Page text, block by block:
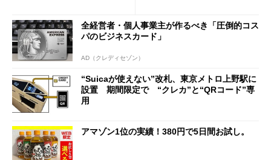
全経営者・個人事業主が作るべき「圧倒的コス
パのビジネスカード」
AD（クレディセゾン）
“Suicaが使えない”改札、東京メトロ上野駅に
設置 期間限定で “クレカ”と“QRコード”専
用
アマゾン1位の実績！380円で5日間お試し。